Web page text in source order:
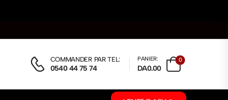
COMMANDER PAR TEL:
0540 44 75 74
PANIER:
DA0.00
0